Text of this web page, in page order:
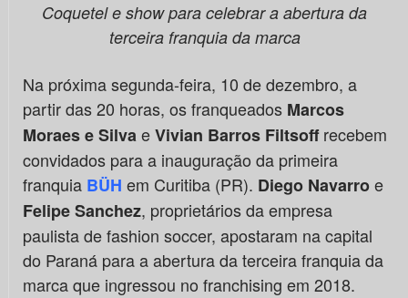
Coquetel e show para celebrar a abertura da
terceira franquia da marca
Na próxima segunda-feira, 10 de dezembro, a
partir das 20 horas, os franqueados Marcos
Moraes e SilvaeVivian Barros Filtsoffrecebem
convidados para a inauguração da primeira
franquia BÜH em Curitiba (PR). Diego Navarroe
Felipe Sanchez, proprietários da empresa
paulista de fashion soccer, apostaram na capital
do Paraná para a abertura da terceira franquia da
marca que ingressou no franchising em 2018.